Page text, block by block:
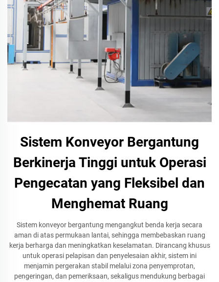
Sistem Konveyor Bergantung
Berkinerja Tinggi untuk Operasi
Pengecatan yang Fleksibel dan
Menghemat Ruang
Sistem konveyor bergantung mengangkut benda kerja secara
aman di atas permukaan lantai, sehingga membebaskan ruang
kerja berharga dan meningkatkan keselamatan. Dirancang khusus
untuk operasi pelapisan dan penyelesaian akhir, sistem ini
menjamin pergerakan stabil melalui zona penyemprotan,
pengeringan, dan pemeriksaan, sekaligus mendukung berbagai